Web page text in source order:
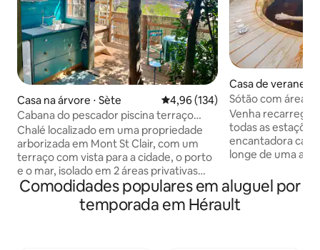
Casa na árvore ⋅ Sète 4,96 de uma avaliação média de
4,96 (134)
Cabana do pescador piscina terraço
vista mar cidade
Chalé localizado em uma propriedade
arborizada em Mont St Clair, com um
terraço com vista para a cidade, o porto
e o mar, isolado em 2 áreas privativas
conectadas por uma escada externa.
Piso inferior, fechado: quarto de 12 m²
com cama de 160 cm, vaso sanitário Piso
Casa de veraneio
ry
Sótão com área
jacuzzi
Venha recarregar
todas as
encantadora
longe de uma
Toulouse / Montpellier). A
estar é
conjunto de
Comodidades populares em aluguel por
temporada em Hérault